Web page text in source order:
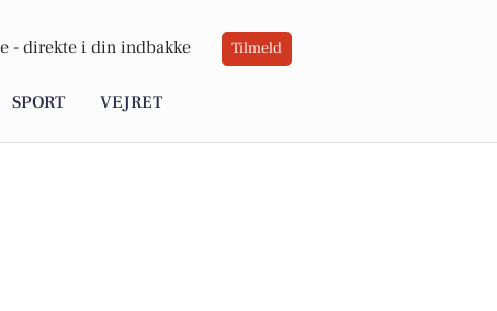
- direkte i din indbakke Tilmeld
SPORT VEJRET